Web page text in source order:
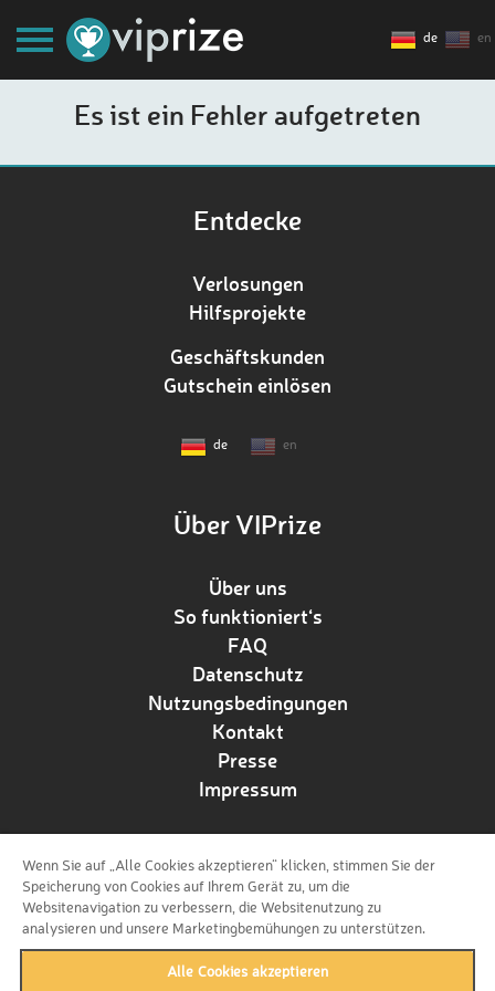
de en
Es ist ein Fehler aufgetreten
Entdecke
Verlosungen
Hilfsprojekte
Geschäftskunden
Gutschein einlösen
de en
Über VIPrize
Über uns
So funktioniert‘s
FAQ
Datenschutz
Nutzungsbedingungen
Kontakt
Presse
Impressum
Folge uns!
Wenn Sie auf „Alle Cookies akzeptieren“ klicken, stimmen Sie der
Speicherung von Cookies auf Ihrem Gerät zu, um die
Websitenavigation zu verbessern, die Websitenutzung zu
analysieren und unsere Marketingbemühungen zu unterstützen.
Alle Cookies akzeptieren